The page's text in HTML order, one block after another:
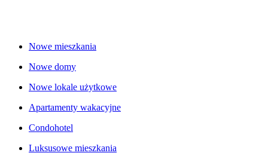
Nowe mieszkania
Nowe domy
Nowe lokale użytkowe
Apartamenty wakacyjne
Condohotel
Luksusowe mieszkania